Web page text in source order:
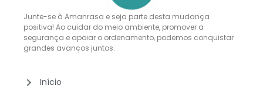
Junte-se à Amanrasa e seja parte desta mudança
positiva! Ao cuidar do meio ambiente, promover a
segurança e apoiar o ordenamento, podemos conquistar
grandes avanços juntos.
Início